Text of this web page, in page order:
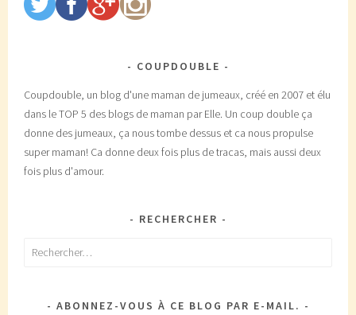
COUPDOUBLE
Coupdouble, un blog d'une maman de jumeaux, créé en 2007 et élu
dans le TOP 5 des blogs de maman par Elle. Un coup double ça
donne des jumeaux, ça nous tombe dessus et ca nous propulse
super maman! Ca donne deux fois plus de tracas, mais aussi deux
fois plus d'amour.
RECHERCHER
Rechercher :
ABONNEZ-VOUS À CE BLOG PAR E-MAIL.